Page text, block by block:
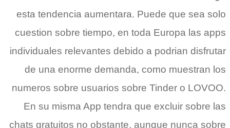
esta tendencia aumentara. Puede que sea solo
cuestion sobre tiempo, en toda Europa las apps
individuales relevantes debido a podri­an disfrutar
de una enorme demanda, como muestran los
numeros sobre usuarios sobre Tinder o LOVOO.
En su misma App tendra que excluir sobre las
chats gratuitos no obstante, aunque nunca sobre